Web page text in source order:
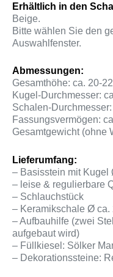
Erhältlich in den
Beige.
Bitte wählen Sie den
Auswahlfenster.
Abmessungen:
Gesamthöhe: ca. 20-
Kugel-Durchmesser:
Schalen-
Fassungsvermögen:
Gesamtgewicht (ohne
Lieferumfang:
– Basisstein mit Kugel
– leise & regulierbare
– Schlauchstück
– Keramikschale Ø ca.
– Aufbauhilfe (zwei
aufgebaut wird)
– Füllkiesel: Sölker
– Dekorationssteine: